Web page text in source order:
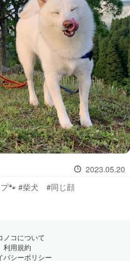
2023.05.20
プ🐾 #柴犬 #同じ顔
ノコについて
利用規約
バシーポリシー